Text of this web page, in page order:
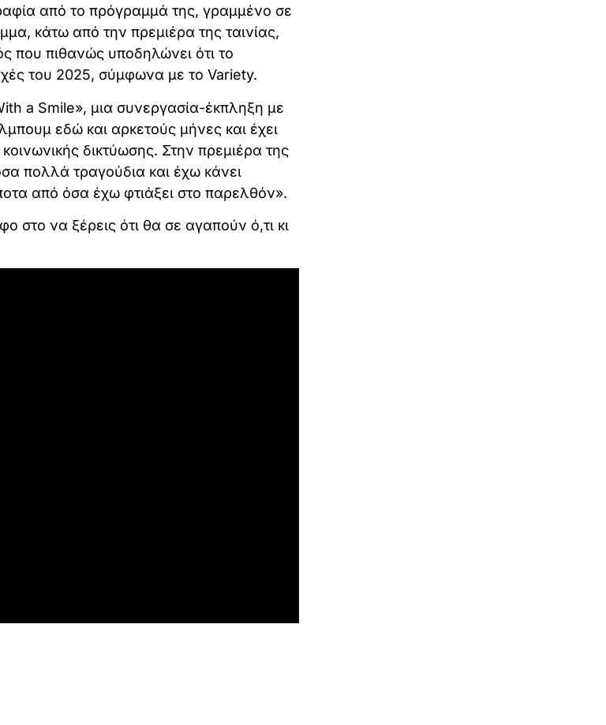
από το πρόγραμμά της, γραμμένο σε
κάτω από την πρεμιέρα της ταινίας,
που πιθανώς υποδηλώνει ότι το
του 2025, σύμφωνα με το Variety.
a Smile», μια συνεργασία-έκπληξη με
εδώ και αρκετούς μήνες και έχει
δικτύωσης. Στην πρεμιέρα της
πολλά τραγούδια και έχω κάνει
από όσα έχω φτιάξει στο παρελθόν».
στο να ξέρεις ότι θα σε αγαπούν ό,τι κι